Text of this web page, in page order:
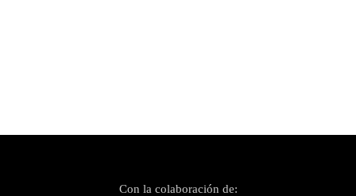
Con la colaboración de: